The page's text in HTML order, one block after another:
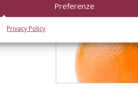
Preferenze
Privacy Policy
Italmercati